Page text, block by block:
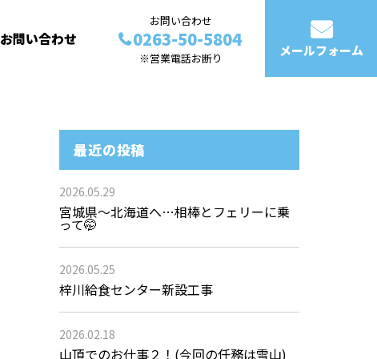
お問い合わせ
お問い合わせ
0263-50-5804
※営業電話お断り メールフォーム
最近の投稿
2026.05.29
宮城県～北海道へ…相棒とフェリーに乗
って🤭
2026.05.25
梓川給食センター新設工事
2026.02.18
山頂でのお仕事２！(今回の任務は雪山)